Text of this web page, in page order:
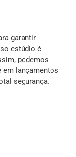
garantir
estúdio é
podemos
em lançamentos
segurança.